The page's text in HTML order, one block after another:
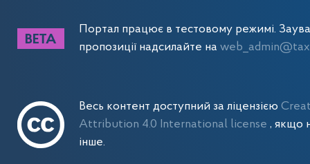
Портал працює в тестовому режимі.
пропозиції надсилайте на
Весь контент доступний за ліцензією
Attribution 4.0 International license, якщо
інше.